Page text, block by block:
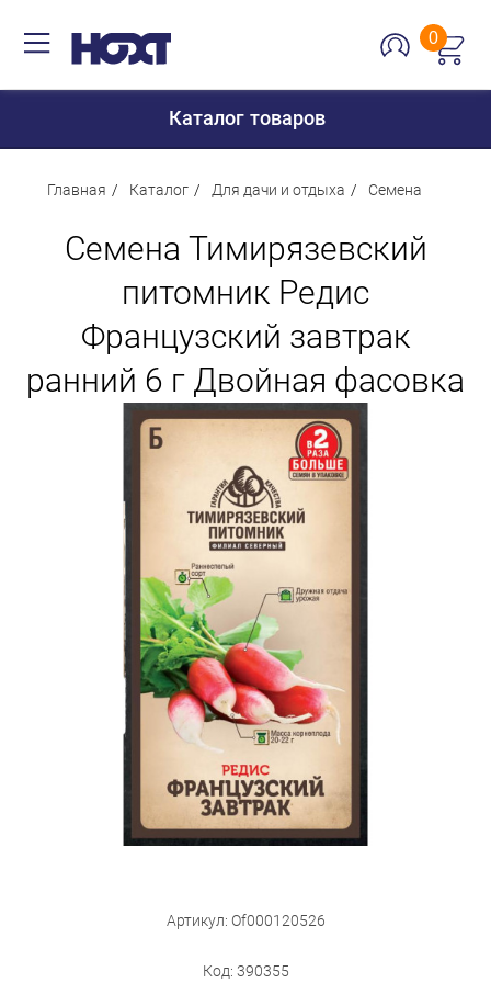
0
Каталог товаров
Для дома
Сантехника
Для дачи и отдыха
Строительство и ремонт
Бытовая техника
Обувь для дома и дачи
Главная Каталог Для дачи и отдыха Семена
Семена Тимирязевский
питомник Редис
Французский завтрак
ранний 6 г Двойная фасовка
Артикул: Of000120526
Код: 390355